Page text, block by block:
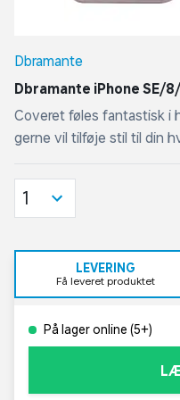
Dbramante
Dbramante iPhone SE/
Coveret føles fantastisk i
gerne vil tilføje stil til din
1
LEVERING
Få leveret produktet
På lager online (5+)